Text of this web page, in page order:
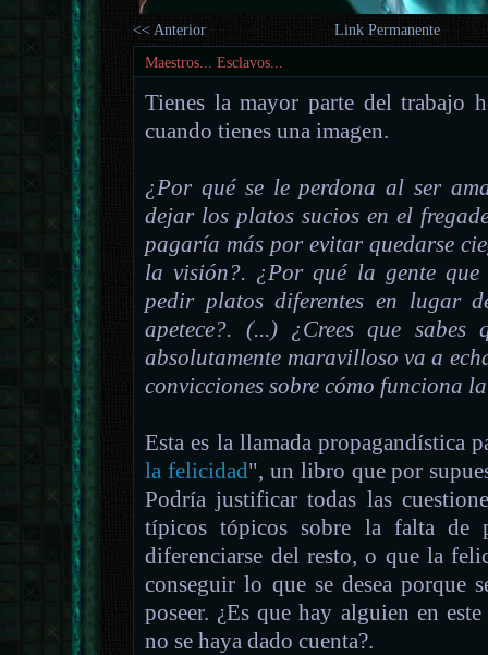
<< Anterior
Link Permanente
Maestros... Esclavos...
Tienes la mayor parte del trabajo
cuando tienes una imagen.
¿Por qué se le perdona al ser
dejar los platos sucios en el
pagaría más por evitar quedarse
la visión?. ¿Por qué la gente que
pedir platos diferentes en lugar
apetece?. (...) ¿Crees que
absolutamente maravilloso va a
convicciones sobre cómo funciona
Esta es la llamada propagandística
la felicidad", un libro que por
Podría justificar todas las
típicos tópicos sobre la falta de
diferenciarse del resto, o que la
conseguir lo que se desea porque
poseer. ¿Es que hay alguien en
no se haya dado cuenta?.